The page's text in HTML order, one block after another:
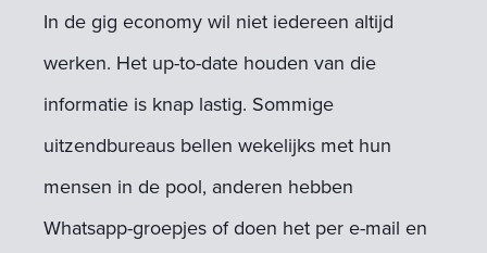
In de gig economy wil niet iedereen altijd
werken. Het up-to-date houden van die
informatie is knap lastig. Sommige
uitzendbureaus bellen wekelijks met hun
mensen in de pool, anderen hebben
Whatsapp-groepjes of doen het per e-mail en